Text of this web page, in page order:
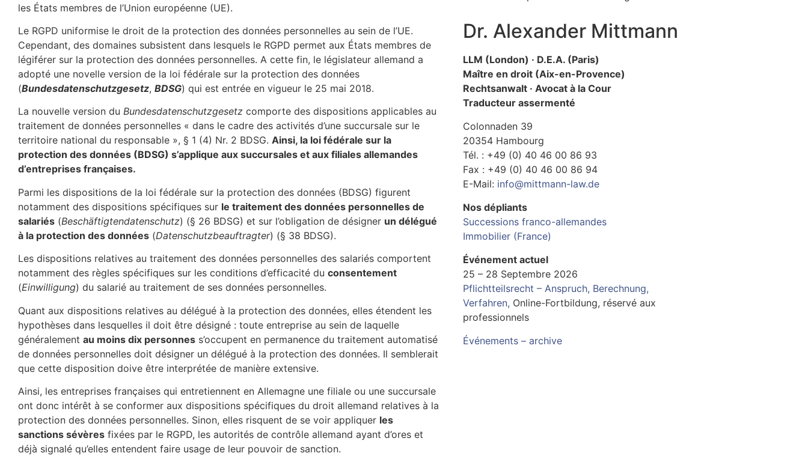
les États membres de l’Union européenne (UE).
Le RGPD uniformise le droit de la protection des données personnelles au sein de l’UE.
Cependant, des domaines subsistent dans lesquels le RGPD permet aux États membres de
légiférer sur la protection des données personnelles. A cette fin, le législateur allemand a
adopté une novelle version de la loi fédérale sur la protection des données
(Bundesdatenschutzgesetz, BDSG) qui est entrée en vigueur le 25 mai 2018.
La nouvelle version du Bundesdatenschutzgesetz comporte des dispositions applicables au
traitement de données personnelles « dans le cadre des activités d’une succursale sur le
territoire national du responsable », § 1 (4) Nr. 2 BDSG. Ainsi, la loi fédérale sur la
protection des données (BDSG) s’applique aux succursales et aux filiales allemandes
d’entreprises françaises.
Parmi les dispositions de la loi fédérale sur la protection des données (BDSG) figurent
notamment des dispositions spécifiques sur le traitement des données personnelles de
salariés (Beschäftigtendatenschutz) (§ 26 BDSG) et sur l’obligation de désigner un délégué
à la protection des données (Datenschutzbeauftragter) (§ 38 BDSG).
Les dispositions relatives au traitement des données personnelles des salariés comportent
notamment des règles spécifiques sur les conditions d’efficacité du consentement
(Einwilligung) du salarié au traitement de ses données personnelles.
Quant aux dispositions relatives au délégué à la protection des données, elles étendent les
hypothèses dans lesquelles il doit être désigné : toute entreprise au sein de laquelle
généralement au moins dix personnes s’occupent en permanence du traitement automatisé
de données personnelles doit désigner un délégué à la protection des données. Il semblerait
que cette disposition doive être interprétée de manière extensive.
Ainsi, les entreprises françaises qui entretiennent en Allemagne une filiale ou une succursale
ont donc intérêt à se conformer aux dispositions spécifiques du droit allemand relatives à la
protection des données personnelles. Sinon, elles risquent de se voir appliquer les
sanctions sévères fixées par le RGPD, les autorités de contrôle allemand ayant d’ores et
déjà signalé qu’elles entendent faire usage de leur pouvoir de sanction.
Dr. Alexander Mittmann
LLM (London) · D.E.A. (Paris)
Maître en droit (Aix-en-Provence)
Rechtsanwalt · Avocat à la Cour
Traducteur assermenté
Colonnaden 39
20354 Hambourg
Tél. : +49 (0) 40 46 00 86 93
Fax : +49 (0) 40 46 00 86 94
E-Mail: info@mittmann-law.de
Nos dépliants
Successions franco-allemandes
Immobilier (France)
Événement actuel
25 – 28 Septembre 2026
Pflichtteilsrecht – Anspruch, Berechnung,
Verfahren, Online-Fortbildung, réservé aux
professionnels
Événements – archive